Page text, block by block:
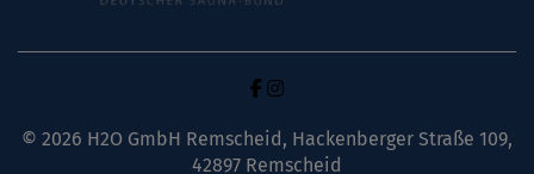
© 2026 H2O GmbH Remscheid, Hackenberger Straße 109,
42897 Remscheid